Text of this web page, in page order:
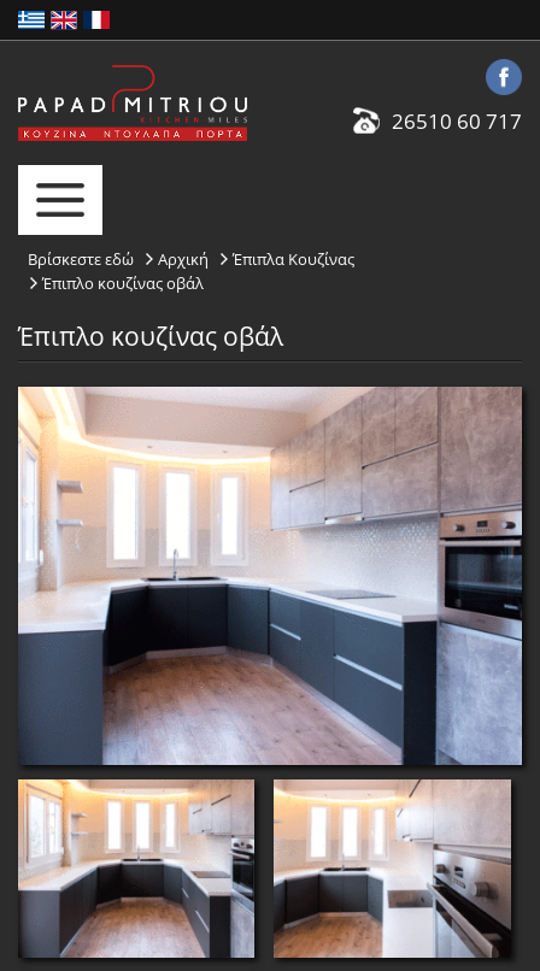
26510 60 717
Βρίσκεστε εδώ Αρχική
Έπιπλα Κουζίνας
Έπιπλο κουζίνας οβάλ
Έπιπλο κουζίνας οβάλ